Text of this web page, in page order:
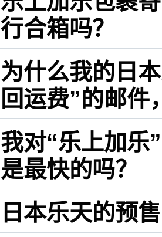
行合箱吗？
为什么我的日
回运费”的邮件
我对“乐上加乐
是最快的吗？
日本乐天的预